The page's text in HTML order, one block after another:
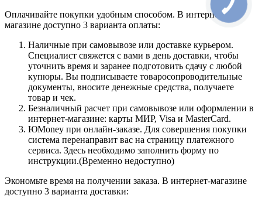
Оплачивайте покупки удобным способом. В интернет-
магазине доступно 3 варианта оплаты:
Наличные при самовывозе или доставке курьером.
Специалист свяжется с вами в день доставки, чтобы
уточнить время и заранее подготовить сдачу с любой
купюры. Вы подписываете товаросопроводительные
документы, вносите денежные средства, получаете
товар и чек.
Безналичный расчет при самовывозе или оформлении в
интернет-магазине: карты МИР, Visa и MasterCard.
ЮMoney при онлайн-заказе. Для совершения покупки
система перенаправит вас на страницу платежного
сервиса. Здесь необходимо заполнить форму по
инструкции.(Временно недоступно)
Экономьте время на получении заказа. В интернет-магазине
доступно 3 варианта доставки: